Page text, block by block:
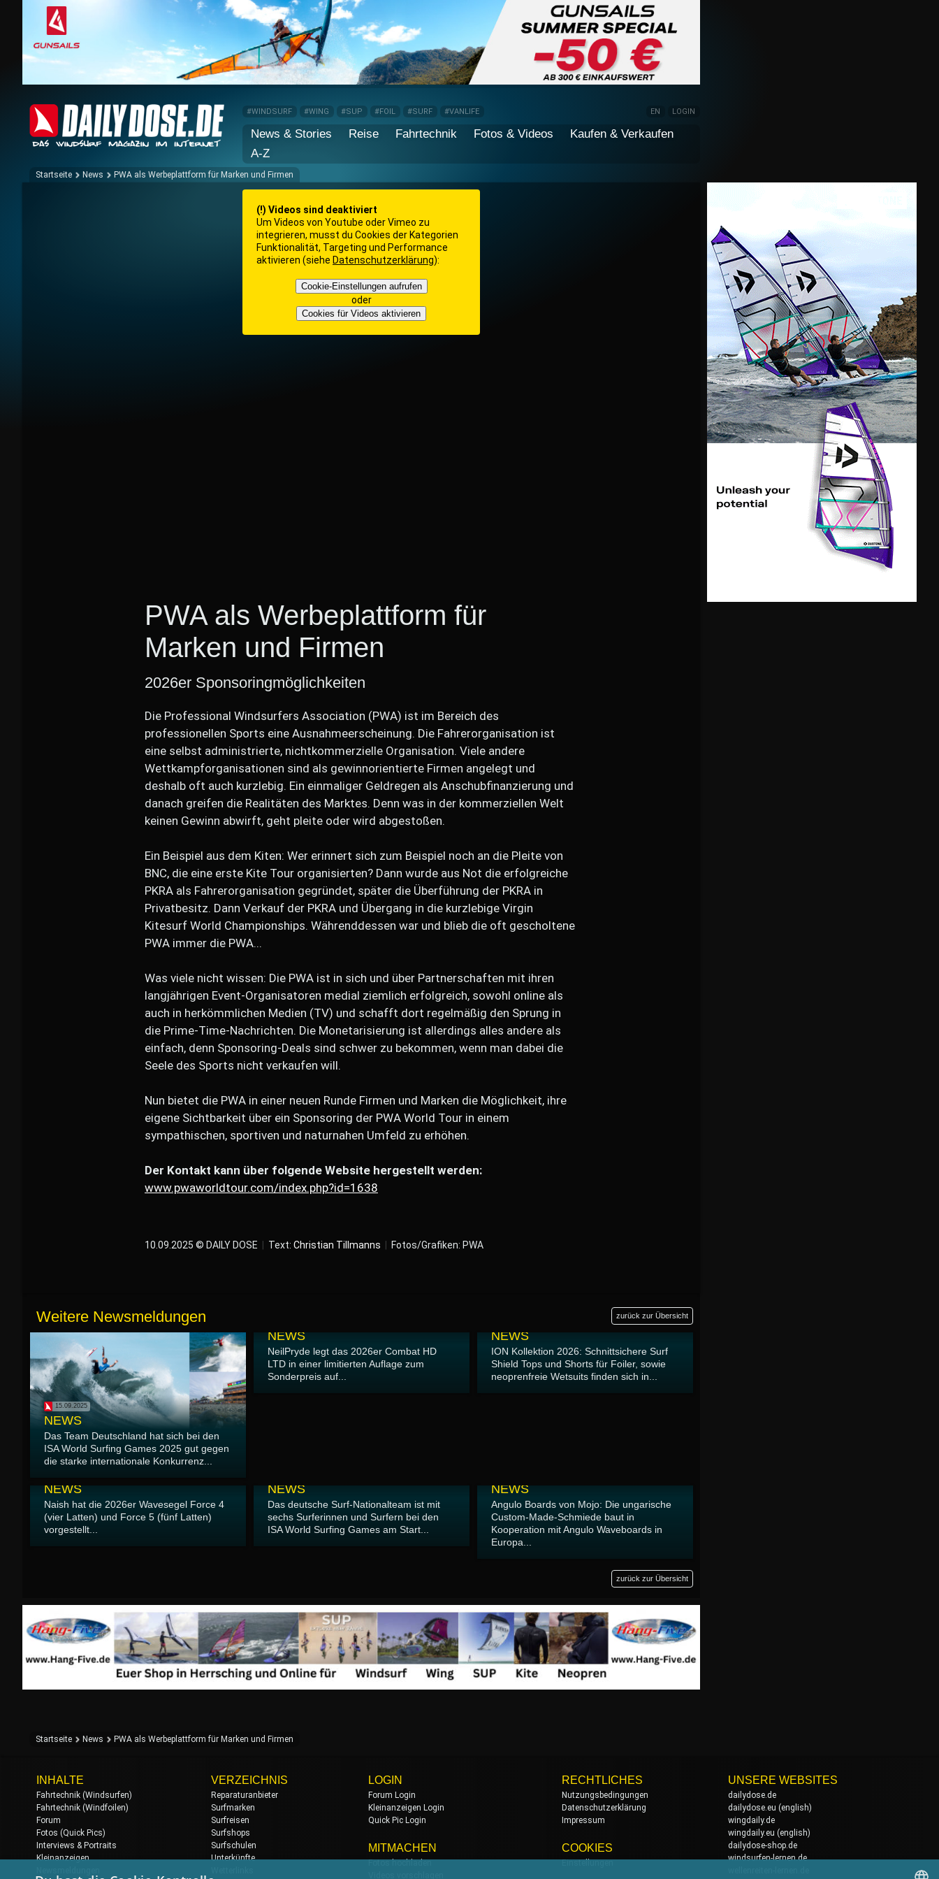
#WINDSURF #WING #SUP #FOIL #SURF #VANLIFE EN LOGIN
News & Stories Reise Fahrtechnik Fotos & Videos
Kaufen & Verkaufen
A-Z
Startseite News PWA als Werbeplattform für Marken und Firmen
(!) Videos sind deaktiviert
Um Videos von Youtube oder Vimeo zu
integrieren, musst du Cookies der Kategorien
Funktionalität, Targeting und Performance
aktivieren (siehe Datenschutzerklärung):
Cookie-Einstellungen aufrufen
oder
Cookies für Videos aktivieren
PWA als Werbeplattform für
Marken und Firmen
2026er Sponsoringmöglichkeiten
Die Professional Windsurfers Association (PWA) ist im Bereich des
professionellen Sports eine Ausnahmeerscheinung. Die Fahrerorganisation ist
eine selbst administrierte, nichtkommerzielle Organisation. Viele andere
Wettkampforganisationen sind als gewinnorientierte Firmen angelegt und
deshalb oft auch kurzlebig. Ein einmaliger Geldregen als Anschubfinanzierung und
danach greifen die Realitäten des Marktes. Denn was in der kommerziellen Welt
keinen Gewinn abwirft, geht pleite oder wird abgestoßen.
Ein Beispiel aus dem Kiten: Wer erinnert sich zum Beispiel noch an die Pleite von
BNC, die eine erste Kite Tour organisierten? Dann wurde aus Not die erfolgreiche
PKRA als Fahrerorganisation gegründet, später die Überführung der PKRA in
Privatbesitz. Dann Verkauf der PKRA und Übergang in die kurzlebige Virgin
Kitesurf World Championships. Währenddessen war und blieb die oft gescholtene
PWA immer die PWA...
Was viele nicht wissen: Die PWA ist in sich und über Partnerschaften mit ihren
langjährigen Event-Organisatoren medial ziemlich erfolgreich, sowohl online als
auch in herkömmlichen Medien (TV) und schafft dort regelmäßig den Sprung in
die Prime-Time-Nachrichten. Die Monetarisierung ist allerdings alles andere als
einfach, denn Sponsoring-Deals sind schwer zu bekommen, wenn man dabei die
Seele des Sports nicht verkaufen will.
Nun bietet die PWA in einer neuen Runde Firmen und Marken die Möglichkeit, ihre
eigene Sichtbarkeit über ein Sponsoring der PWA World Tour in einem
sympathischen, sportiven und naturnahen Umfeld zu erhöhen.
Der Kontakt kann über folgende Website hergestellt werden:
www.pwaworldtour.com/index.php?id=1638
10.09.2025 © DAILY DOSE Text: Christian Tillmanns Fotos/Grafiken: PWA
Weitere Newsmeldungen zurück zur Übersicht
15.09.2025
NEWS
Das Team Deutschland hat sich bei den
ISA World Surfing Games 2025 gut gegen
die starke internationale Konkurrenz...
NEWS
NeilPryde legt das 2026er Combat HD
LTD in einer limitierten Auflage zum
Sonderpreis auf...
NEWS
ION Kollektion 2026: Schnittsichere Surf
Shield Tops und Shorts für Foiler, sowie
neoprenfreie Wetsuits finden sich in...
NEWS
Naish hat die 2026er Wavesegel Force 4
(vier Latten) und Force 5 (fünf Latten)
vorgestellt...
NEWS
Das deutsche Surf-Nationalteam ist mit
sechs Surferinnen und Surfern bei den
ISA World Surfing Games am Start...
NEWS
Angulo Boards von Mojo: Die ungarische
Custom-Made-Schmiede baut in
Kooperation mit Angulo Waveboards in
Europa...
zurück zur Übersicht
Startseite News PWA als Werbeplattform für Marken und Firmen
INHALTE
Fahrtechnik (Windsurfen)
Fahrtechnik (Windfoilen)
Forum
Fotos (Quick Pics)
Interviews & Portraits
Kleinanzeigen
VERZEICHNIS
Reparaturanbieter
Surfmarken
Surfreisen
Surfshops
Surfschulen
Unterkünfte
LOGIN
Forum Login
Kleinanzeigen Login
Quick Pic Login
MITMACHEN
RECHTLICHES
Nutzungsbedingungen
Datenschutzerklärung
Impressum
COOKIES
UNSERE WEBSITES
dailydose.de
dailydose.eu (english)
wingdaily.de
wingdaily.eu (english)
dailydose-shop.de
windsurfen-lernen.de